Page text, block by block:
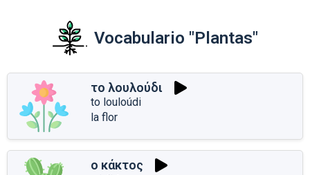
Vocabulario "Plantas"
το λουλούδι
to louloúdi
la flor
ο κάκτος